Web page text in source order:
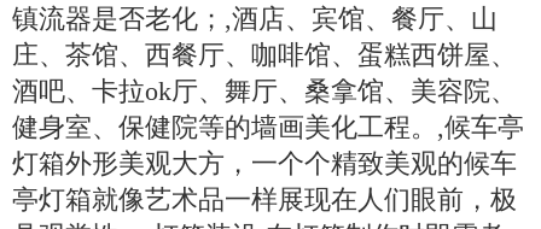
镇流器是否老化；,酒店、宾馆、餐厅、山
庄、茶馆、西餐厅、咖啡馆、蛋糕西饼屋、
酒吧、卡拉ok厅、舞厅、桑拿馆、美容院、
健身室、保健院等的墙画美化工程。,候车亭
灯箱外形美观大方，一个个精致美观的候车
亭灯箱就像艺术品一样展现在人们眼前，极